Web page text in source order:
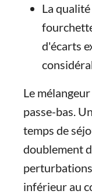
La
d'écarts
Le
passe-bas.
temps de
doublement
inférieur au